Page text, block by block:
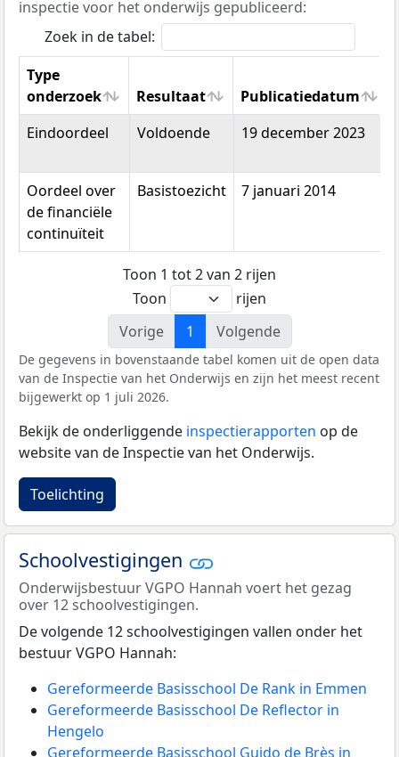
inspectie voor het onderwijs gepubliceerd:
Zoek in de tabel:
Type
onderzoek
Resultaat Publicatiedatum
Type
Resultaat Publicatiedatum
Eindoordeel Voldoende 19 december 2023
Oordeel over
de financiële
continuïteit
Basistoezicht 7 januari 2014
Toon 1 tot 2 van 2 rijen
Toon
rijen
Vorige
1 Volgende
De gegevens in bovenstaande tabel komen uit de open data
van de Inspectie van het Onderwijs en zijn het meest recent
bijgewerkt op 1 juli 2026.
Bekijk de onderliggende inspectierapporten op de
website van de Inspectie van het Onderwijs.
Toelichting
Schoolvestigingen
Onderwijsbestuur VGPO Hannah voert het gezag
over 12 schoolvestigingen.
De volgende 12 schoolvestigingen vallen onder het
bestuur VGPO Hannah:
Gereformeerde Basisschool De Rank in Emmen
Gereformeerde Basisschool De Reflector in
Hengelo
Gereformeerde Basisschool Guido de Brès in